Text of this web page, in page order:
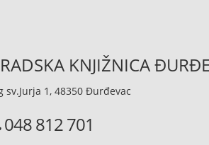
KNJIŽNICA
sv.Jurja 1, 48350 Đurđevac
048 812 701